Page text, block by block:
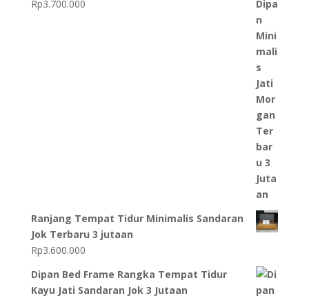
Rp3.700.000
Ranjang Tempat Tidur Minimalis Sandaran
Jok Terbaru 3 jutaan
Rp3.600.000
Dipan Bed Frame Rangka Tempat Tidur
Kayu Jati Sandaran Jok 3 Jutaan